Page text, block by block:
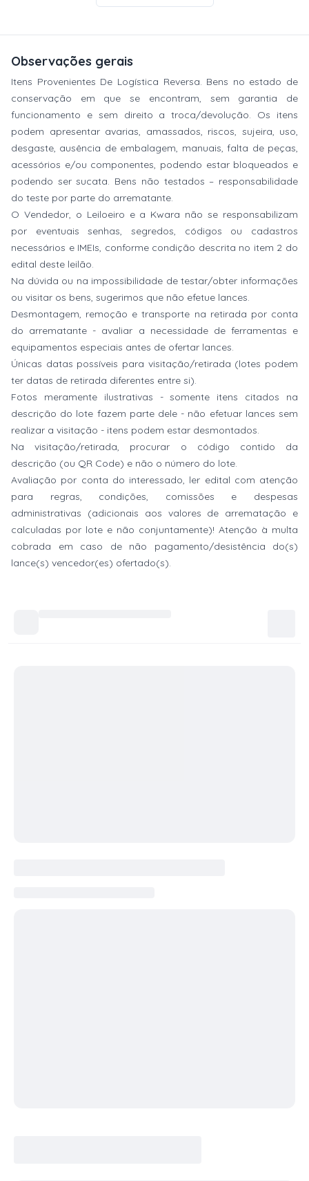
Observações gerais
Itens Provenientes De Logística Reversa. Bens no estado de
conservação em que se encontram, sem garantia de
funcionamento e sem direito a troca/devolução. Os itens
podem apresentar avarias, amassados, riscos, sujeira, uso,
desgaste, ausência de embalagem, manuais, falta de peças,
acessórios e/ou componentes, podendo estar bloqueados e
podendo ser sucata. Bens não testados – responsabilidade
do teste por parte do arrematante.
O Vendedor, o Leiloeiro e a Kwara não se responsabilizam
por eventuais senhas, segredos, códigos ou cadastros
necessários e IMEIs, conforme condição descrita no item 2 do
edital deste leilão.
Na dúvida ou na impossibilidade de testar/obter informações
ou visitar os bens, sugerimos que não efetue lances.
Desmontagem, remoção e transporte na retirada por conta
do arrematante - avaliar a necessidade de ferramentas e
equipamentos especiais antes de ofertar lances.
Únicas datas possíveis para visitação/retirada (lotes podem
ter datas de retirada diferentes entre si).
Fotos meramente ilustrativas - somente itens citados na
descrição do lote fazem parte dele - não efetuar lances sem
realizar a visitação - itens podem estar desmontados.
Na visitação/retirada, procurar o código contido da
descrição (ou QR Code) e não o número do lote.
Avaliação por conta do interessado, ler edital com atenção
para regras, condições, comissões e despesas
administrativas (adicionais aos valores de arrematação e
calculadas por lote e não conjuntamente)! Atenção à multa
cobrada em caso de não pagamento/desistência do(s)
lance(s) vencedor(es) ofertado(s).